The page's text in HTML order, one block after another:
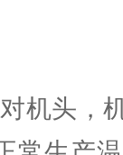
头，